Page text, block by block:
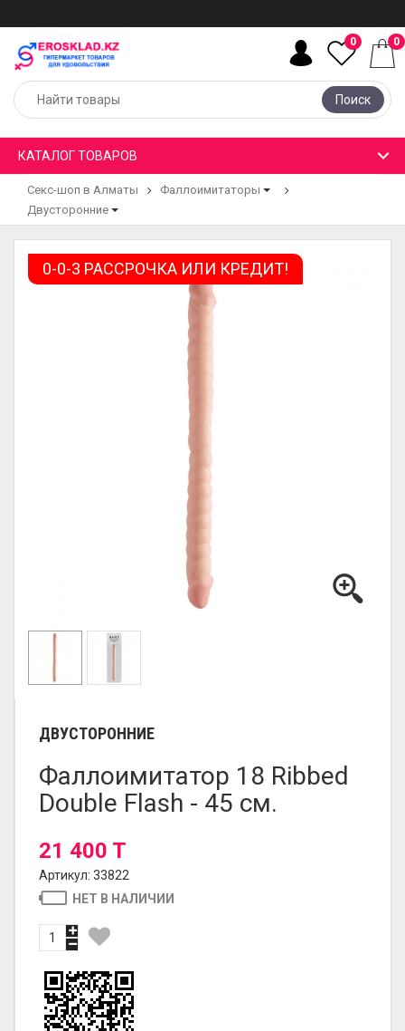
Поиск
0 0
КАТАЛОГ ТОВАРОВ
Секс-шоп в Алматы
Фаллоимитаторы
Двусторонние
0-0-3 РАССРОЧКА ИЛИ КРЕДИТ!
ДВУСТОРОННИЕ
Фаллоимитатор 18 Ribbed
Double Flash - 45 см.
21 400 T
Артикул: 33822
НЕТ В НАЛИЧИИ